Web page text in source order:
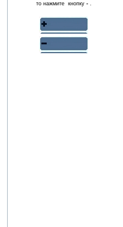
то нажмите кнопку - .